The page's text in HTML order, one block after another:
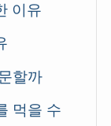
이유
할까
먹을 수